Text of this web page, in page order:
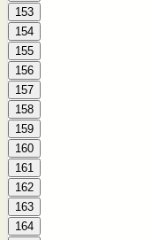
153
154
155
156
157
158
159
160
161
162
163
164